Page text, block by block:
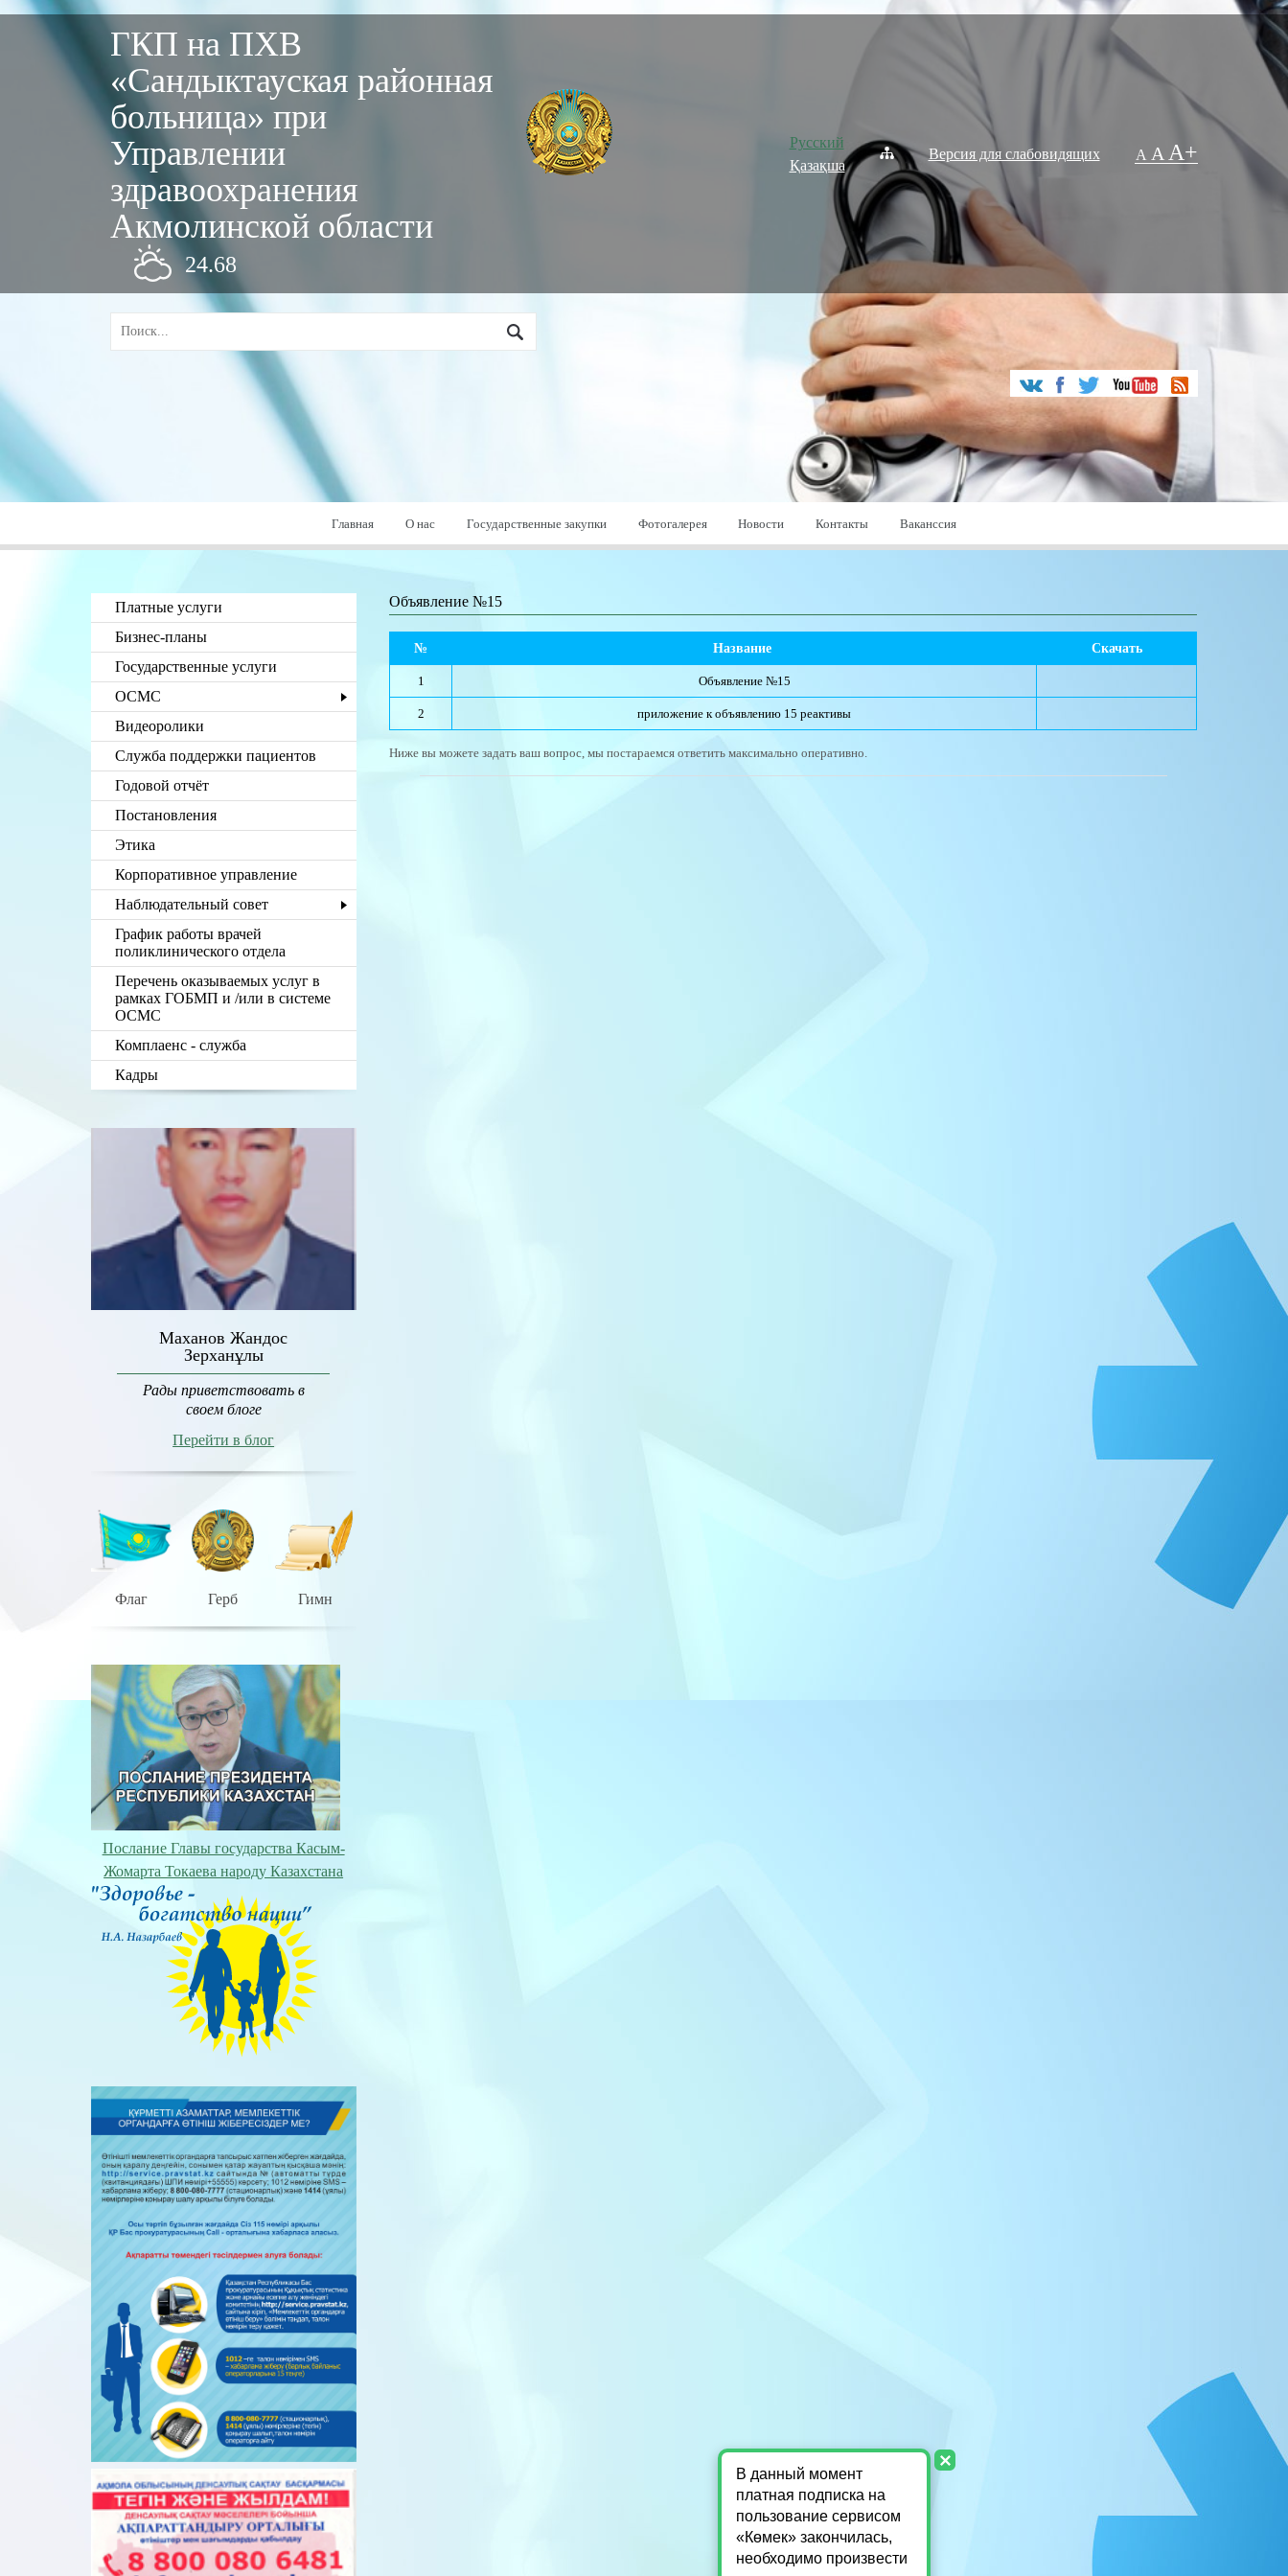
ГКП на ПХВ
«Сандыктауская районная
больница» при
Управлении
здравоохранения
Акмолинской области
24.68
Русский
Қазақша
Версия для слабовидящих A A A+
Главная О нас Государственные закупки Фотогалерея Новости Контакты Ваканссия
Платные услуги
Бизнес-планы
Государственные услуги
ОСМС
Видеоролики
Служба поддержки пациентов
Годовой отчёт
Постановления
Этика
Корпоративное управление
Наблюдательный совет
График работы врачей
поликлинического отдела
Перечень оказываемых услуг в
рамках ГОБМП и /или в системе
ОСМС
Комплаенс - служба
Кадры
Маханов Жандос
Зерханұлы
Рады приветствовать в
своем блоге
Перейти в блог
Флаг Герб Гимн
Послание Главы государства Касым-
Жомарта Токаева народу Казахстана
Объявление №15
№ Название Скачать
1 Объявление №15
2 приложение к объявлению 15 реактивы
Ниже вы можете задать ваш вопрос, мы постараемся ответить максимально оперативно.